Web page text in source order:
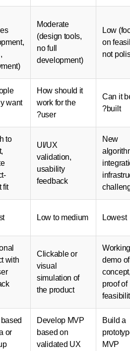
Moderate
(design tools,
development)
(requires
development,
deployment)
How should it
work for the
Do people
actually want
validation,
feedback
Launch to
market fit
Low to medium
Clickable or
simulation of
the product
Functional
product with
real user
feedback
Develop MVP
based on
validated UX
Iterate based
on data or
scale up